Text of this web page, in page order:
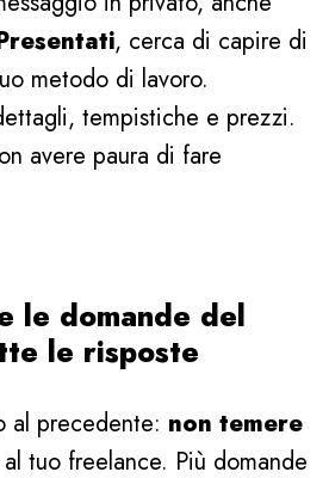
, cerca di capire di
metodo di lavoro.
tempistiche e prezzi.
avere paura di fare
le domande del
le risposte
al precedente: non temere
al tuo freelance. Più domande